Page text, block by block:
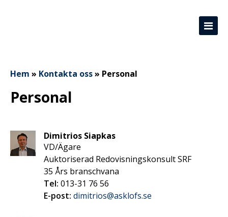
Hem » Kontakta oss» Personal
Personal
Dimitrios Siapkas
VD/Ägare
Auktoriserad Redovisningskonsult SRF
35 Års branschvana
Tel: 013-31 76 56
E-post: dimitrios@asklofs.se